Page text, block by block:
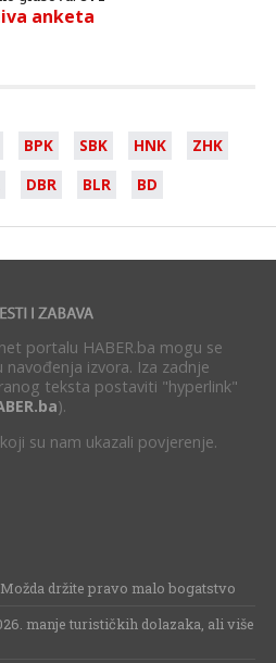
anketa
BPK SBK HNK
ZHK
DBR BLR BD
portalu HABER.ba mogu se
izvora. Iza zadnje
teksta postaviti "hyperlink"
).
koji su nam ukazali povjerenje.
držite pravo malo bogatstvo
manje turističkih dolazaka, ali više